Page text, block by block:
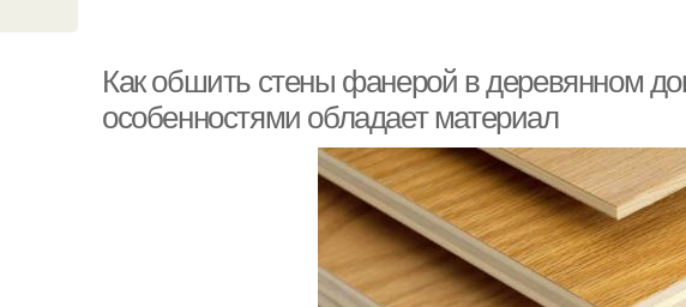
Как обшить стены фанерой в деревянном
особенностями обладает материал